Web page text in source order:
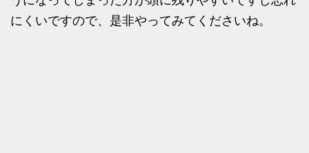
にくいですので、是非やってみてくださいね。